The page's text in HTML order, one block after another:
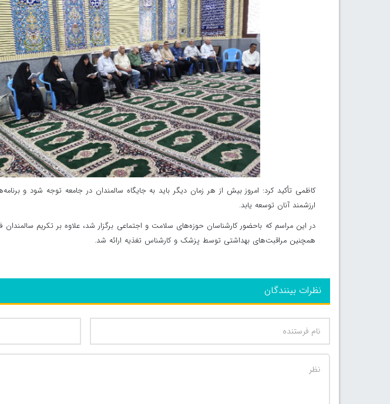
کاظمی تأکید کرد: امروز بیش از هر زمان دیگر باید به جایگاه سالمندان در جامعه توجه شود و
ارزشمند آنان توسعه یابد.
در این مراسم که باحضور کارشناسان حوزه‌های سلامت و اجتماعی برگزار شد، علاوه بر تکریم
همچنین مراقبت‌های بهداشتی توسط پزشک و کارشناس تغذیه ارائه شد.
نظرات بینندگان